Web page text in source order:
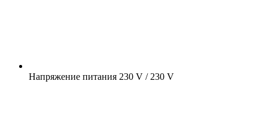
Напряжение питания 230 V / 230 V